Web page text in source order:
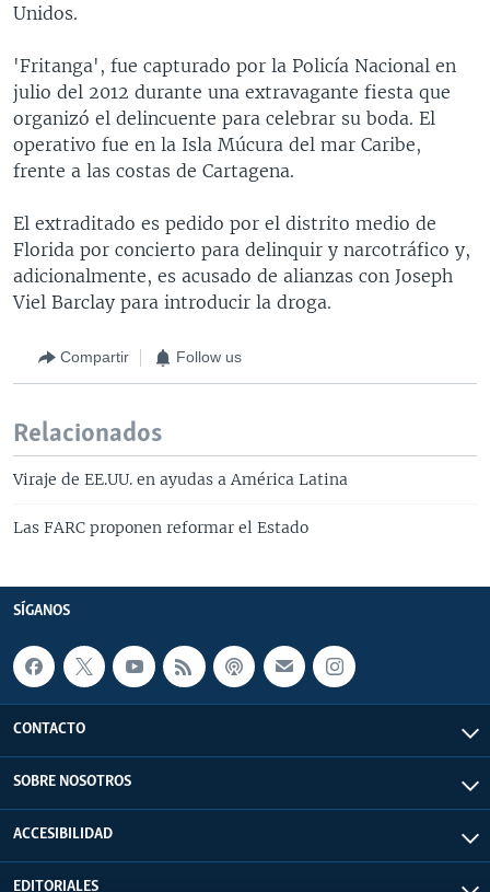
Unidos.
'Fritanga', fue capturado por la Policía Nacional en
julio del 2012 durante una extravagante fiesta que
organizó el delincuente para celebrar su boda. El
operativo fue en la Isla Múcura del mar Caribe,
frente a las costas de Cartagena.
El extraditado es pedido por el distrito medio de
Florida por concierto para delinquir y narcotráfico y,
adicionalmente, es acusado de alianzas con Joseph
Viel Barclay para introducir la droga.
Compartir Follow us
Relacionados
Viraje de EE.UU. en ayudas a América Latina
Las FARC proponen reformar el Estado
SÍGANOS
CONTACTO
SOBRE NOSOTROS
ACCESIBILIDAD
EDITORIALES